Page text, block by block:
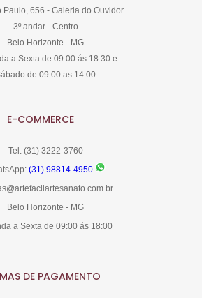
Paulo, 656 - Galeria do Ouvidor
3º andar - Centro
Belo Horizonte - MG
a Sexta de 09:00 ás 18:30 e
de 09:00 as 14:00
E-COMMERCE
Tel: (31) 3222-3760
(31) 98814-4950
Belo Horizonte - MG
a Sexta de 09:00 ás 18:00
DE PAGAMENTO